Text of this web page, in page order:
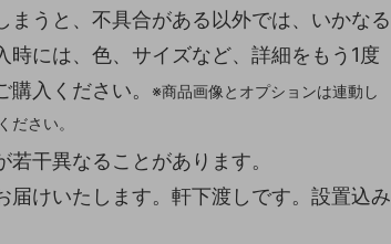
うと、不具合がある以外では、いかなる
には、色、サイズなど、詳細をもう1度
入ください。
※商品画像とオプションは連動し
さい。
干異なることがあります。
けいたします。軒下渡しです。設置込み